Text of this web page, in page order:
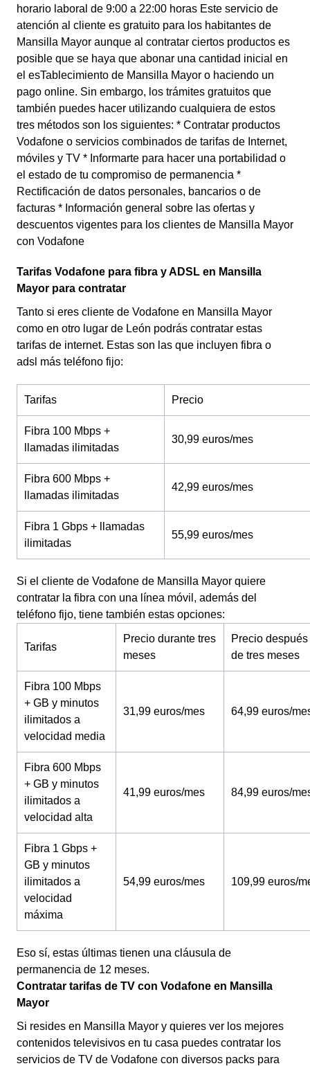
horario laboral de 9:00 a 22:00 horas Este servicio de
atención al cliente es gratuito para los habitantes de
Mansilla Mayor aunque al contratar ciertos productos es
posible que se haya que abonar una cantidad inicial en
el esTablecimiento de Mansilla Mayor o haciendo un
pago online. Sin embargo, los trámites gratuitos que
también puedes hacer utilizando cualquiera de estos
tres métodos son los siguientes: * Contratar productos
Vodafone o servicios combinados de tarifas de Internet,
móviles y TV * Informarte para hacer una portabilidad o
el estado de tu compromiso de permanencia *
Rectificación de datos personales, bancarios o de
facturas * Información general sobre las ofertas y
descuentos vigentes para los clientes de Mansilla Mayor
con Vodafone
Tarifas Vodafone para fibra y ADSL en Mansilla
Mayor para contratar
Tanto si eres cliente de Vodafone en Mansilla Mayor
como en otro lugar de León podrás contratar estas
tarifas de internet. Estas son las que incluyen fibra o
adsl más teléfono fijo:
Tarifas Precio
Fibra 100 Mbps +
llamadas ilimitadas
30,99 euros/mes
Fibra 600 Mbps +
llamadas ilimitadas
42,99 euros/mes
Fibra 1 Gbps + llamadas
ilimitadas
55,99 euros/mes
Si el cliente de Vodafone de Mansilla Mayor quiere
contratar la fibra con una línea móvil, además del
teléfono fijo, tiene también estas opciones:
Tarifas
Precio durante tres
meses
Precio después
de tres meses
Fibra 100 Mbps
+ GB y minutos
ilimitados a
velocidad media
31,99 euros/mes 64,99 euros/
Fibra 600 Mbps
+ GB y minutos
ilimitados a
velocidad alta
41,99 euros/mes 84,99 euros/
Fibra 1 Gbps +
GB y minutos
ilimitados a
velocidad
máxima
54,99 euros/mes 109,99 euros/
Eso sí, estas últimas tienen una cláusula de
permanencia de 12 meses.
Contratar tarifas de TV con Vodafone en Mansilla
Mayor
Si resides en Mansilla Mayor y quieres ver los mejores
contenidos televisivos en tu casa puedes contratar los
servicios de TV de Vodafone con diversos packs para